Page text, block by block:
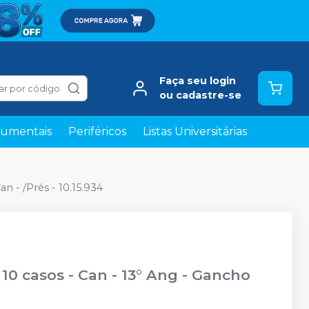
por código
Faça seu login
ou cadastre-se
Periféricos Listas Universitárias
- /Prés - 10.15.934
casos - Can - 13° Ang - Gancho